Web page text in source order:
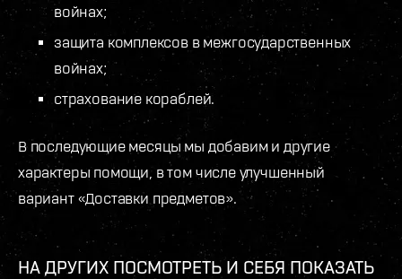
войнах;
защита комплексов в межгосударственных
войнах;
страхование кораблей.
В последующие месяцы мы добавим и другие
характеры помощи, в том числе улучшенный
вариант «Доставки предметов».
НА ДРУГИХ ПОСМОТРЕТЬ И СЕБЯ ПОКАЗАТЬ